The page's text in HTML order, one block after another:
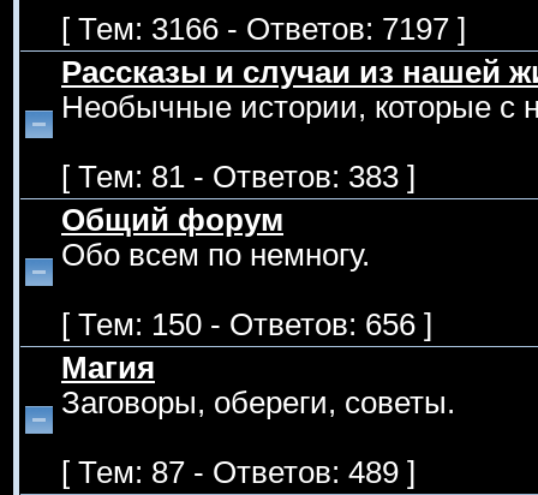
[ Тем: 3166 - Ответов: 7197 ]
Рассказы и случаи из нашей
Необычные истории, которые с
[ Тем: 81 - Ответов: 383 ]
Общий форум
Обо всем по немногу.
[ Тем: 150 - Ответов: 656 ]
Магия
Заговоры, обереги, советы.
[ Тем: 87 - Ответов: 489 ]